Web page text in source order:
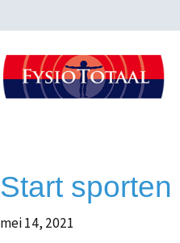
Start
mei 14, 2021